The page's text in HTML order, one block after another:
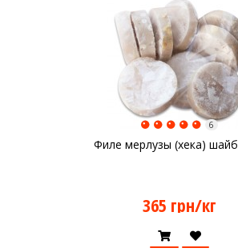
Филе мерлузы (хека)
6
365 грн/кг